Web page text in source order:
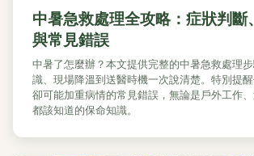
中暑急救處理全攻略：症狀判斷
與常見錯誤
中暑了怎麼辦？本文提供完整的中暑急救處理
識、現場降溫到送醫時機一次說清楚。特別提
卻可能加重病情的常見錯誤，無論是戶外工作
都該知道的保命知識。